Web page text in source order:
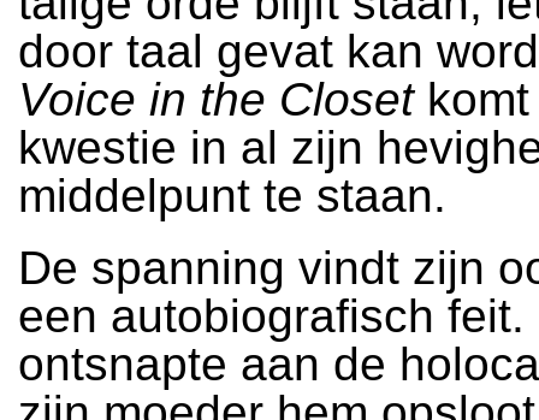
door taal gevat kan
Voice in the Closetkomt
kwestie in al zijn
middelpunt te staan.
De spanning vindt zijn
een autobiografisch feit.
ontsnapte aan de